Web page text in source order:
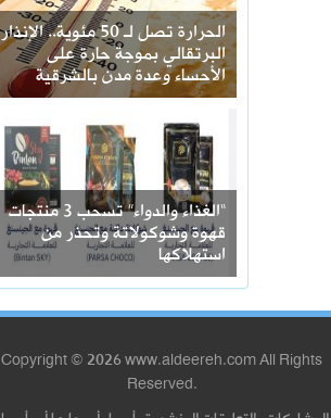
الحرارة تصل لـ 50 مئوية.. الإنذار
البرتقالي بموجة حارة على
الأحساء وعدة مدن بالشرقية
“الغذاء والدواء” تسحب 3 منتجات
قهوة وشوكولاتة وتحذر من
استهلاكها
Copyright © 2026 www.aldeereh.com All Rights
Reserved.